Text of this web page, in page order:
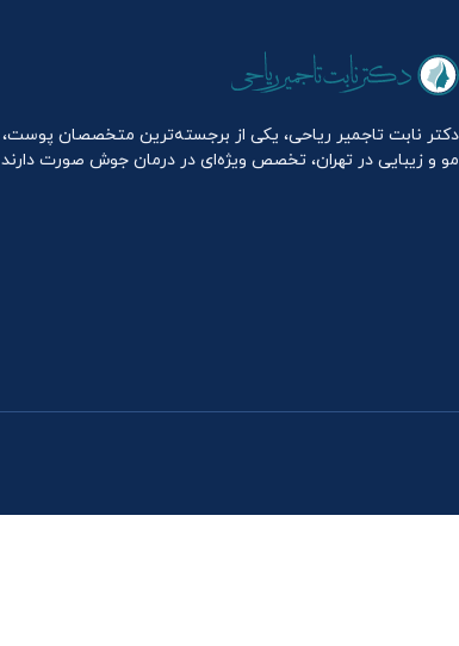
دکتر نابت تاجمیر ریاحی، یکی از برجسته‌ترین متخصصان پوست،
مو و زیبایی در تهران، تخصص ویژه‌ای در درمان جوش صورت دارند